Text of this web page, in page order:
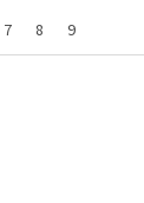
7 8 9